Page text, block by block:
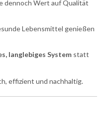
dennoch Wert auf Qualität
Lebensmittel genießen
langlebiges System statt
effizient und nachhaltig.